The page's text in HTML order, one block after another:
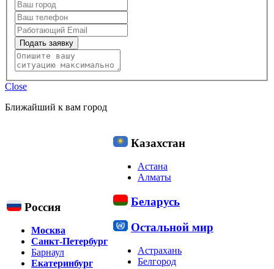
Подать заявку
Close
Ближайший к вам город
Россия
Москва
Санкт-Петербург
Барнаул
Екатеринбург
Казахстан
Астана
Алматы
Беларусь
Остальной мир
Астрахань
Белгород